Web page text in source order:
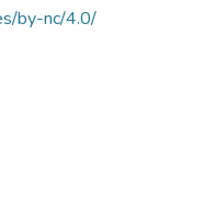
by-nc/4.0/